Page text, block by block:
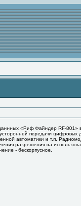
«Риф Файндер RF-801»
передачи
автоматики и т.п.
разрешения на
- бескорпусное.